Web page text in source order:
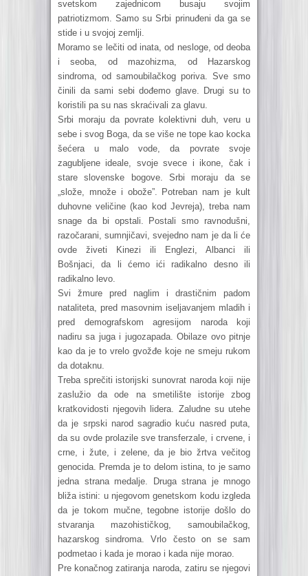
svetskom zajednicom busaju svojim
patriotizmom. Samo su Srbi prinuđeni da ga se
stide i u svojoj zemlji.
Moramo se lečiti od inata, od nesloge, od deoba
i seoba, od mazohizma, od Hazarskog
sindroma, od samoubilačkog poriva. Sve smo
činili da sami sebi dođemo glave. Drugi su to
koristili pa su nas skraćivali za glavu.
Srbi moraju da povrate kolektivni duh, veru u
sebe i svog Boga, da se više ne tope kao kocka
šećera u malo vode, da povrate svoje
zagubljene ideale, svoje svece i ikone, čak i
stare slovenske bogove. Srbi moraju da se
„slože, množe i obože”. Potreban nam je kult
duhovne veličine (kao kod Jevreja), treba nam
snage da bi opstali. Postali smo ravnodušni,
razočarani, sumnjičavi, svejedno nam je da li će
ovde živeti Kinezi ili Englezi, Albanci ili
Bošnjaci, da li ćemo ići radikalno desno ili
radikalno levo.
Svi žmure pred naglim i drastičnim padom
nataliteta, pred masovnim iseljavanjem mladih i
pred demografskom agresijom naroda koji
nadiru sa juga i jugozapada. Obilaze ovo pitnje
kao da je to vrelo gvožđe koje ne smeju rukom
da dotaknu.
Treba sprečiti istorijski sunovrat naroda koji nije
zaslužio da ode na smetilište istorije zbog
kratkovidosti njegovih lidera. Zaludne su utehe
da je srpski narod sagradio kuću nasred puta,
da su ovde prolazile sve transferzale, i crvene, i
crne, i žute, i zelene, da je bio žrtva večitog
genocida. Premda je to delom istina, to je samo
jedna strana medalje. Druga strana je mnogo
bliža istini: u njegovom genetskom kodu izgleda
da je tokom mučne, tegobne istorije došlo do
stvaranja mazohističkog, samoubilačkog,
hazarskog sindroma. Vrlo često on se sam
podmetao i kada je morao i kada nije morao.
Pre konačnog zatiranja naroda, zatiru se njegovi